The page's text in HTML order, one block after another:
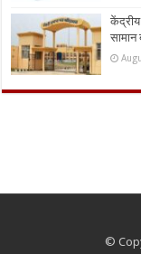
केंद्रीय
सामान
©